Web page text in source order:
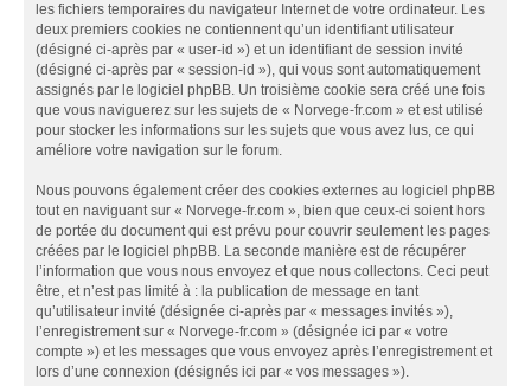
les fichiers temporaires du navigateur Internet de votre ordinateur. Les
deux premiers cookies ne contiennent qu’un identifiant utilisateur
(désigné ci-après par « user-id ») et un identifiant de session invité
(désigné ci-après par « session-id »), qui vous sont automatiquement
assignés par le logiciel phpBB. Un troisième cookie sera créé une fois
que vous naviguerez sur les sujets de « Norvege-fr.com » et est utilisé
pour stocker les informations sur les sujets que vous avez lus, ce qui
améliore votre navigation sur le forum.
Nous pouvons également créer des cookies externes au logiciel phpBB
tout en naviguant sur « Norvege-fr.com », bien que ceux-ci soient hors
de portée du document qui est prévu pour couvrir seulement les pages
créées par le logiciel phpBB. La seconde manière est de récupérer
l’information que vous nous envoyez et que nous collectons. Ceci peut
être, et n’est pas limité à : la publication de message en tant
qu’utilisateur invité (désignée ci-après par « messages invités »),
l’enregistrement sur « Norvege-fr.com » (désignée ici par « votre
compte ») et les messages que vous envoyez après l’enregistrement et
lors d’une connexion (désignés ici par « vos messages »).